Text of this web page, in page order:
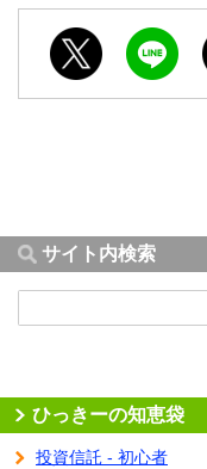
サイト内検索
ひっきーの知恵袋
投資信託 - 初心者